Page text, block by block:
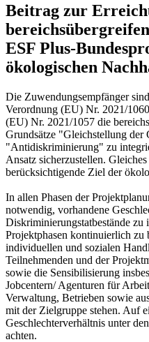
Beitrag zur
ESF Plus-
ökologischen
Die Zuwendungsempfänger
Verordnung (EU) Nr. 2021/
(EU) Nr. 2021/1057 die
Grundsätze "Gleichstellung der
"Antidiskriminierung" zu
Ansatz sicherzustellen.
berücksichtigende Ziel der
In allen Phasen der
notwendig, vorhandene
Diskriminierungstatbestände zu
Projektphasen kontinuierlich zu
individuellen und sozialen
Teilnehmenden und der
sowie die Sensibilisierung
Jobcentern/ Agenturen für
Verwaltung, Betrieben sowie
mit der Zielgruppe stehen. Auf
Geschlechterverhältnis unter
achten.